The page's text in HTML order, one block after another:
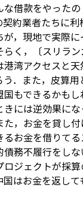
な借款をやったの
約業者たちに
，現地で実際に
らく，〔スリラ
港湾アクセスと
．また，皮算
もできるかも
には逆効果に
た，お金を貸し
――お金を借りて
務不履行をし
ロジェクトが採
はお金を返して